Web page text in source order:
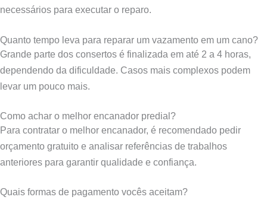
necessários para executar o reparo.
Quanto tempo leva para reparar um vazamento em um cano?
Grande parte dos consertos é finalizada em até 2 a 4 horas,
dependendo da dificuldade. Casos mais complexos podem
levar um pouco mais.
Como achar o melhor encanador predial?
Para contratar o melhor encanador, é recomendado pedir
orçamento gratuito e analisar referências de trabalhos
anteriores para garantir qualidade e confiança.
Quais formas de pagamento vocês aceitam?